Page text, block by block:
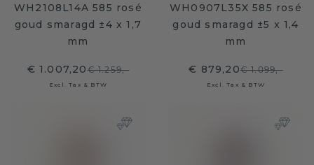
WH2108L14A 585 rosé
goud smaragd ±4 x 1,7
mm
€ 1.007,20€ 1.259,-
Excl. Tax & BTW
WH0907L35X 585 rosé
goud smaragd ±5 x 1,4
mm
€ 879,20€ 1.099,-
Excl. Tax & BTW